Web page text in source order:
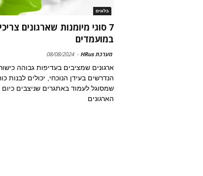
בלוגים
7 סוגי מיומנות שארגונים
במועמדים
מערכת HRus -
08/08/2024
ארגונים שמציבים בעדיפות גבוהה
הנדרשים בעידן הנוכחי, יכולים לבנות
שמסוגל לעמוד באתגרים שניצבים כיום
הארגונים